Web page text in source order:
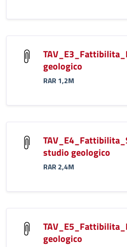
geologico
RAR 1,2M
studio geologico
RAR 2,4M
geologico